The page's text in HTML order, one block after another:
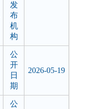
发
布
机
构
公
开
日
期
2026-05-19
公